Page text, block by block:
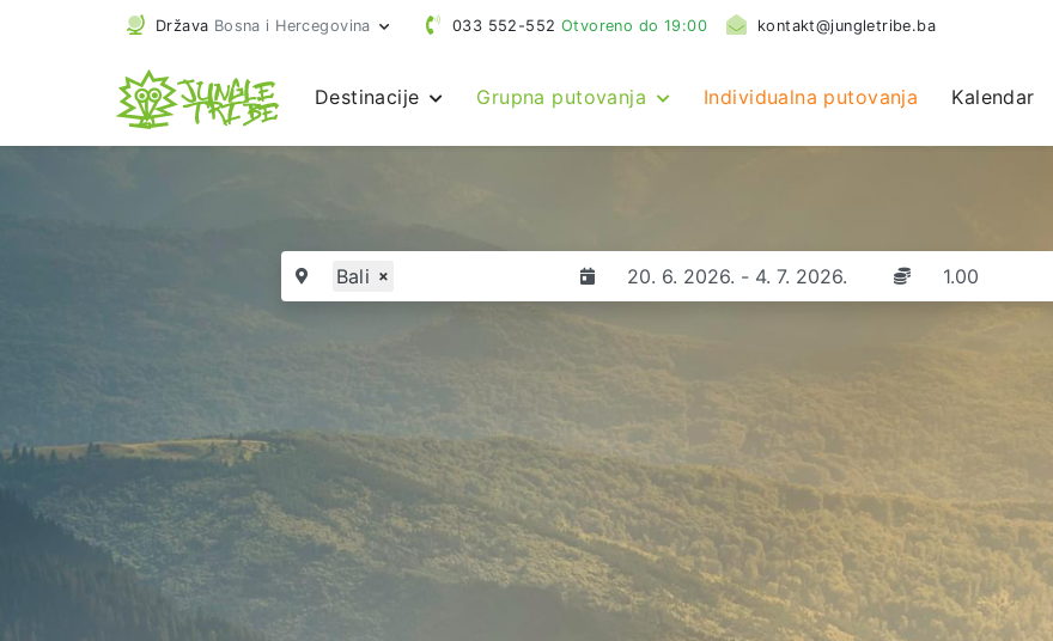
Država Bosna i Hercegovina 033 552-552 Otvoreno do 19:00 kontakt@jungletribe.ba
Destinacije Grupna putovanja Individualna putovanja Kalendar
Bali ×